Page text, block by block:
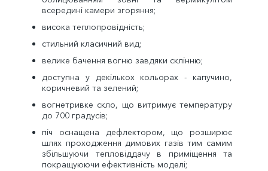
всередині камери згоряння;
висока теплопровідність;
стильний класичний вид;
велике бачення вогню завдяки склінню;
доступна у декількох кольорах - капучино,
коричневий та зелений;
вогнетривке скло, що витримує температуру
до 700 градусів;
піч оснащена дефлектором, що розширює
шлях проходження димових газів тим самим
збільшуючи тепловіддачу в приміщення та
покращуюючи ефективність моделі;